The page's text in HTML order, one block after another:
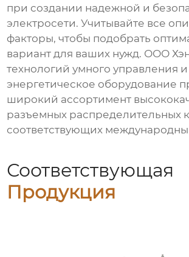
при создании надежной и
электросети. Учитывайте все
факторы, чтобы подобрать
вариант для ваших нужд. ООО
технологий умного управления и
энергетическое оборудование
широкий ассортимент
разъемных распределительных
соответствующих
Соответствующая
Продукция